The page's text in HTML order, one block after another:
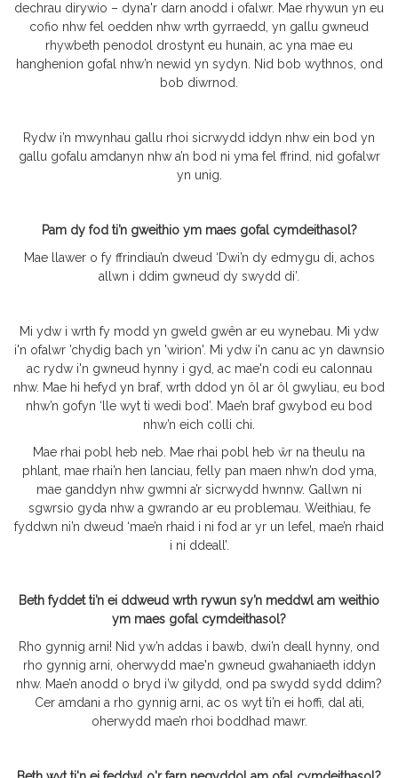
dechrau dirywio – dyna'r darn anodd i ofalwr. Mae rhywun yn eu
cofio nhw fel oedden nhw wrth gyrraedd, yn gallu gwneud
rhywbeth penodol drostynt eu hunain, ac yna mae eu
hanghenion gofal nhw’n newid yn sydyn. Nid bob wythnos, ond
bob diwrnod.
Rydw i’n mwynhau gallu rhoi sicrwydd iddyn nhw ein bod yn
gallu gofalu amdanyn nhw a’n bod ni yma fel ffrind, nid gofalwr
yn unig.
Pam dy fod ti’n gweithio ym maes gofal cymdeithasol?
Mae llawer o fy ffrindiau’n dweud ‘Dwi’n dy edmygu di, achos
allwn i ddim gwneud dy swydd di’.
Mi ydw i wrth fy modd yn gweld gwên ar eu wynebau. Mi ydw
i'n ofalwr ’chydig bach yn 'wirion'. Mi ydw i'n canu ac yn dawnsio
ac rydw i'n gwneud hynny i gyd, ac mae'n codi eu calonnau
nhw. Mae hi hefyd yn braf, wrth ddod yn ôl ar ôl gwyliau, eu bod
nhw’n gofyn ‘lle wyt ti wedi bod’. Mae’n braf gwybod eu bod
nhw’n eich colli chi.
Mae rhai pobl heb neb. Mae rhai pobl heb ŵr na theulu na
phlant, mae rhai’n hen lanciau, felly pan maen nhw’n dod yma,
mae ganddyn nhw gwmni a’r sicrwydd hwnnw. Gallwn ni
sgwrsio gyda nhw a gwrando ar eu problemau. Weithiau, fe
fyddwn ni’n dweud ‘mae’n rhaid i ni fod ar yr un lefel, mae’n rhaid
i ni ddeall’.
Beth fyddet ti’n ei ddweud wrth rywun sy’n meddwl am weithio
ym maes gofal cymdeithasol?
Rho gynnig arni! Nid yw’n addas i bawb, dwi’n deall hynny, ond
rho gynnig arni, oherwydd mae'n gwneud gwahaniaeth iddyn
nhw. Mae’n anodd o bryd i’w gilydd, ond pa swydd sydd ddim?
Cer amdani a rho gynnig arni, ac os wyt ti’n ei hoffi, dal ati,
oherwydd mae’n rhoi boddhad mawr.